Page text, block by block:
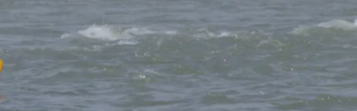
Addio al
nubilato
Continua con l'email